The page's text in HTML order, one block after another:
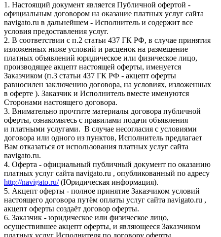
1. Настоящий документ является Публичной офертой -
официальным договором на оказание платных услуг сайта
navigato.ru в дальнейшем - Исполнитель и содержит все
условия предоставления услуг.
2. В соответствии с п.2 статьи 437 ГК РФ, в случае принятия
изложенных ниже условий и расценок на размещение
платных объявлений юридическое или физическое лицо,
производящее акцепт настоящей оферты, именуется
Заказчиком (п.3 статьи 437 ГК РФ - акцепт оферты
равносилен заключению договора, на условиях, изложенных
в оферте ). Заказчик и Исполнитель вместе именуются
Сторонами настоящего договора.
3. Внимательно прочтите материалы договора публичной
оферты, ознакомьтесь с правилами подачи объявления
и платными услугами. В случае несогласия с условиями
договора или одного из пунктов, Исполнитель предлагает
Вам отказаться от использования платных услуг сайта
navigato.ru.
4. Оферта - официальный публичный документ по оказанию
платных услуг сайта navigato.ru , опубликованный по адресу
http://navigato.ru/(Юридическая информация).
5. Акцепт оферты - полное принятие Заказчиком условий
настоящего договора путём оплаты услуг сайта navigato.ru ,
акцепт оферты создаёт договор оферты.
6. Заказчик - юридическое или физическое лицо,
осуществившее акцепт оферты, и являющееся Заказчиком
платных услуг Исполнителя по договору оферты.